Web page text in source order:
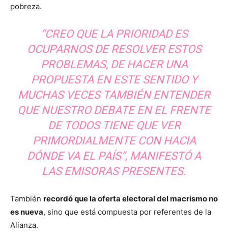
pobreza.
“CREO QUE LA PRIORIDAD ES
OCUPARNOS DE RESOLVER ESTOS
PROBLEMAS, DE HACER UNA
PROPUESTA EN ESTE SENTIDO Y
MUCHAS VECES TAMBIÉN ENTENDER
QUE NUESTRO DEBATE EN EL FRENTE
DE TODOS TIENE QUE VER
PRIMORDIALMENTE CON HACIA
DÓNDE VA EL PAÍS”, MANIFESTÓ A
LAS EMISORAS PRESENTES.
También recordó que la oferta electoral del macrismo no
es nueva, sino que está compuesta por referentes de la
Alianza.